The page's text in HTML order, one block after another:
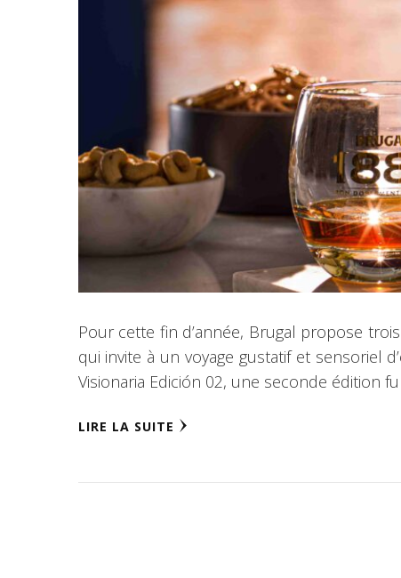
Pour cette fin d’année, Brugal propose
qui invite à un voyage gustatif et sensoriel
Visionaria Edición 02, une seconde édition
LIRE LA SUITE